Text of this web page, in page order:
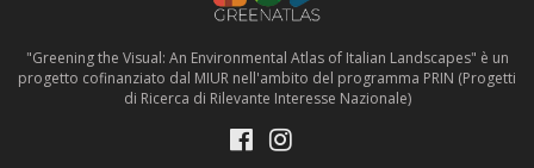
"Greening the Visual: An Environmental Atlas of Italian Landscapes" è un
progetto cofinanziato dal MIUR nell'ambito del programma PRIN (Progetti
di Ricerca di Rilevante Interesse Nazionale)